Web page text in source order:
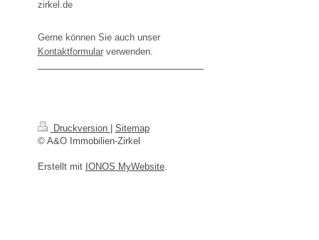
zirkel.de
Gerne können Sie auch unser
Kontaktformularverwenden.
Druckversion
Sitemap
© A&O Immobilien-Zirkel
Erstellt mit IONOS MyWebsite.